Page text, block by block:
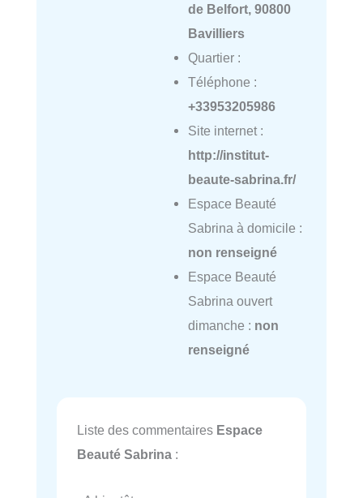
de Belfort, 90800
Bavilliers
Quartier :
Téléphone :
+33953205986
Site internet :
http://institut-
beaute-sabrina.fr/
Espace Beauté
Sabrina à domicile :
non renseigné
Espace Beauté
Sabrina ouvert
dimanche : non
renseigné
Liste des commentaires Espace
Beauté Sabrina :